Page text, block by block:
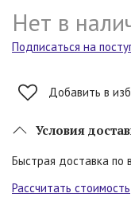
Нет в
Подписаться на
Добавить в
Условия
Быстрая доставка по
Рассчитать стоимость